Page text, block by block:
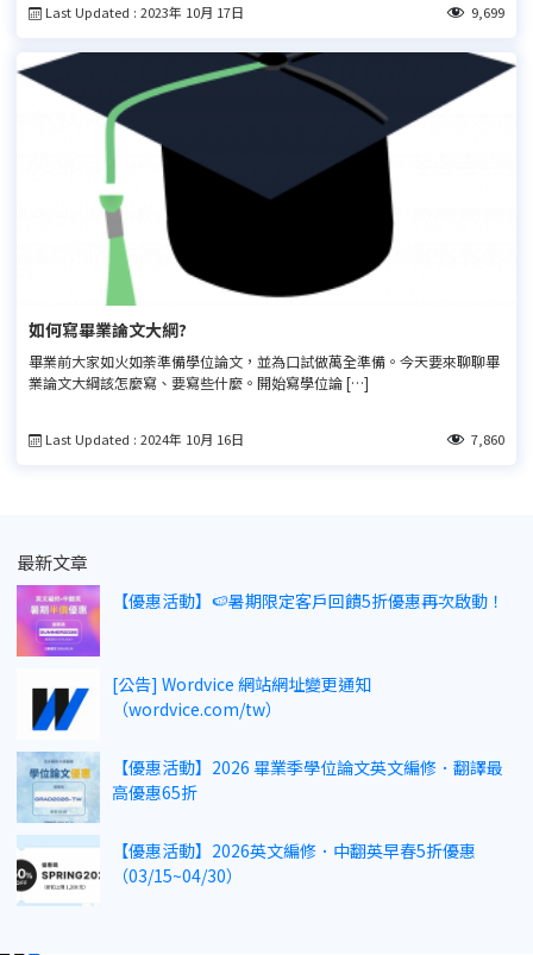
Last Updated : 2023年 10月 17日 9,699
如何寫畢業論文大綱?
畢業前大家如火如荼準備學位論文，並為口試做萬全準備。今天要來聊聊畢
業論文大綱該怎麼寫、要寫些什麼。開始寫學位論 […]
Last Updated : 2024年 10月 16日 7,860
最新文章
【優惠活動】🍉暑期限定客戶回饋5折優惠再次啟動！
[公告] Wordvice 網站網址變更通知
（wordvice.com/tw）
【優惠活動】2026 畢業季學位論文英文編修．翻譯最
高優惠65折
【優惠活動】2026英文編修．中翻英早春5折優惠
（03/15~04/30）